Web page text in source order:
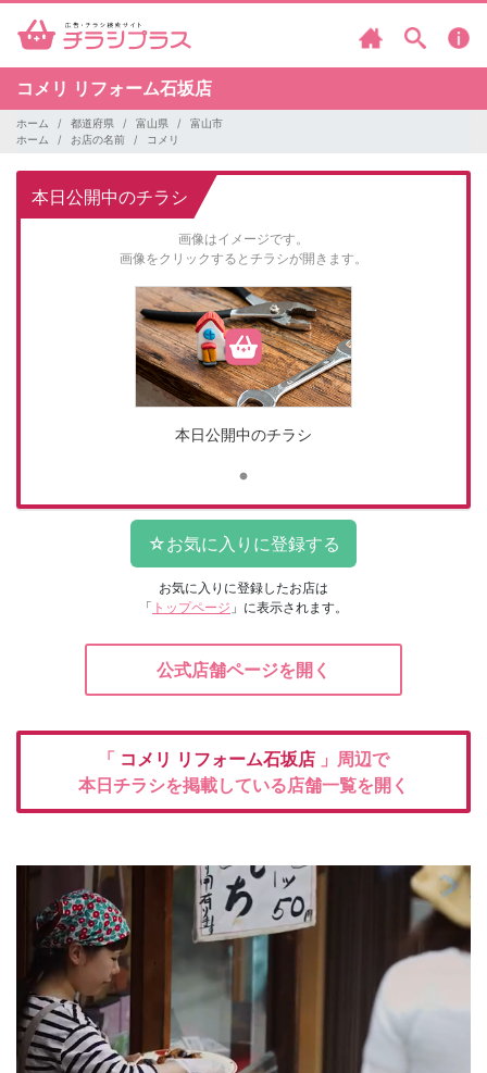
コメリ リフォーム石坂店
ホーム 都道府県 富山県
富山市
ホーム
お店の名前 コメリ
本日公開中のチラシ
画像はイメージです。
画像をクリックするとチラシが開きます。
本日公開中のチラシ
お気に入りに登録したお店は
「 トップページ 」に表示されます。
公式店舗ページを開く
「 コメリ リフォーム石坂店 」周辺で
本日チラシを掲載している店舗一覧を開く